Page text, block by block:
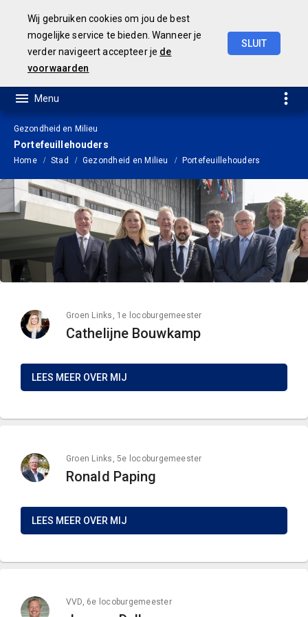
Gezondheid en Milieu
Portefeuillehouders
Home Stad Gezondheid en Milieu Portefeuillehouders
Groen Links, 1e locoburgemeester
Cathelijne Bouwkamp
LEES MEER OVER MIJ
Groen Links, 5e locoburgemeester
Ronald Paping
LEES MEER OVER MIJ
VVD, 6e locoburgemeester
Wij gebruiken cookies om jou de best
mogelijke service te bieden. Wanneer je
verder navigeert accepteer je de
voorwaarden
SLUIT